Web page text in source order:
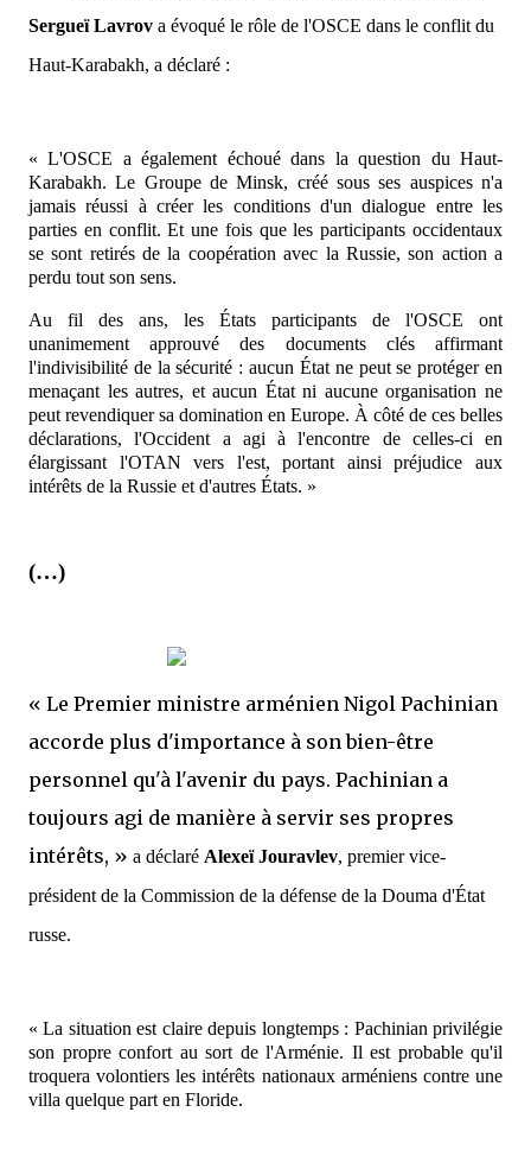
Sergueï Lavrov a évoqué le rôle de l'OSCE dans le conflit du
Haut-Karabakh, a déclaré :
« L'OSCE a également échoué dans la question du Haut-
Karabakh. Le Groupe de Minsk, créé sous ses auspices n'a
jamais réussi à créer les conditions d'un dialogue entre les
parties en conflit. Et une fois que les participants occidentaux
se sont retirés de la coopération avec la Russie, son action a
perdu tout son sens.
Au fil des ans, les États participants de l'OSCE ont
unanimement approuvé des documents clés affirmant
l'indivisibilité de la sécurité : aucun État ne peut se protéger en
menaçant les autres, et aucun État ni aucune organisation ne
peut revendiquer sa domination en Europe. À côté de ces belles
déclarations, l'Occident a agi à l'encontre de celles-ci en
élargissant l'OTAN vers l'est, portant ainsi préjudice aux
intérêts de la Russie et d'autres États. »
(…)
« Le Premier ministre arménien Nigol Pachinian
accorde plus d'importance à son bien-être
personnel qu'à l'avenir du pays. Pachinian a
toujours agi de manière à servir ses propres
intérêts, » a déclaré Alexeï Jouravlev, premier vice-
président de la Commission de la défense de la Douma d'État
russe.
« La situation est claire depuis longtemps : Pachinian privilégie
son propre confort au sort de l'Arménie. Il est probable qu'il
troquera volontiers les intérêts nationaux arméniens contre une
villa quelque part en Floride.